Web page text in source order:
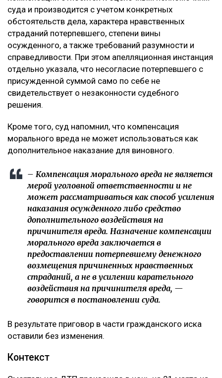
суда и производится с учетом конкретных
обстоятельств дела, характера нравственных
страданий потерпевшего, степени вины
осужденного, а также требований разумности и
справедливости. При этом апелляционная инстанция
отдельно указала, что несогласие потерпевшего с
присужденной суммой само по себе не
свидетельствует о незаконности судебного
решения.
Кроме того, суд напомнил, что компенсация
морального вреда не может использоваться как
дополнительное наказание для виновного.
– Компенсация морального вреда не является
мерой уголовной ответственности и не
может рассматриваться как способ усиления
наказания осужденного либо средство
дополнительного воздействия на
причинителя вреда. Назначение компенсации
морального вреда заключается в
предоставлении потерпевшему денежного
возмещения причиненных нравственных
страданий, а не в усилении карательного
воздействия на причинителя вреда, —
говорится в постановлении суда.
В результате приговор в части гражданского иска
оставили без изменения.
Контекст